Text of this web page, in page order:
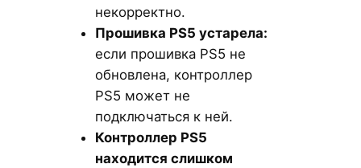
некорректно.
Прошивка PS5 устарела:
если прошивка PS5 не
обновлена, контроллер
PS5 может не
подключаться к ней.
Контроллер PS5
находится слишком